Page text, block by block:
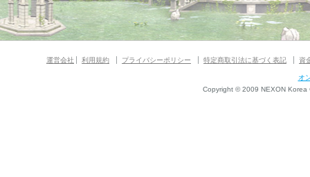
運営会社 利用規約 プライバシーポリシー 特定商取引法に基づく表記 資
オ
Copyright © 2009 NEXON Korea